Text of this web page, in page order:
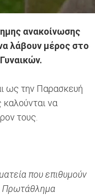
ανακοίνωσης
λάβουν μέρος στο
ως την Παρασκευή
καλούνται να
τους.
που επιθυμούν
Πρωτάθλημα